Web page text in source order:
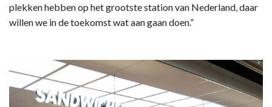
plekken hebben op het grootste station van Nederland, daar
willen we in de toekomst wat aan gaan doen.”